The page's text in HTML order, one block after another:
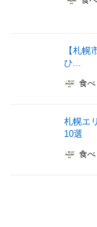
【札
ひ...
食
札幌エ
10選
食